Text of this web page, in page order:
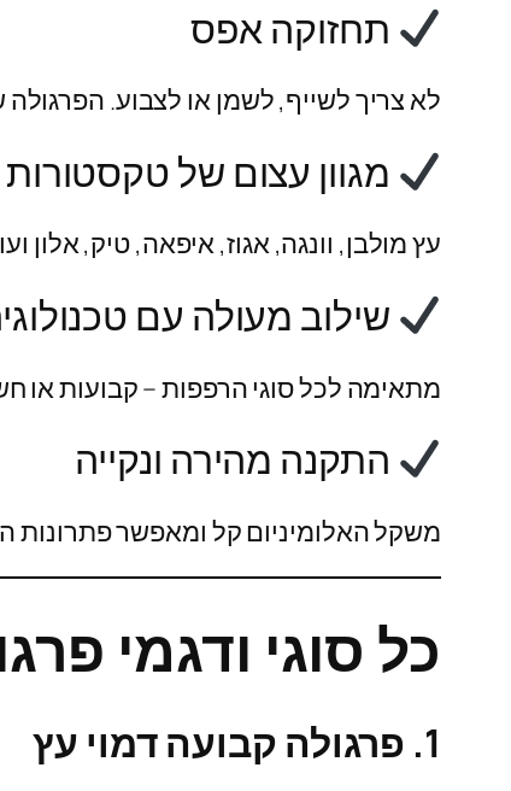
תחזוקה אפס
לא צריך לשייף, לשמן או לצבוע.
מגוון עצום של טקסטורות
עץ מולבן, וונגה, אגוז, איפאה, טיק, אלון
שילוב מעולה עם
מתאימה לכל סוגי הרפפות – קבועות או
התקנה מהירה ונקייה
משקל האלומיניום קל ומאפשר פתרונות
כל סוגי ודגמי
1. פרגולה קבועה דמוי עץ